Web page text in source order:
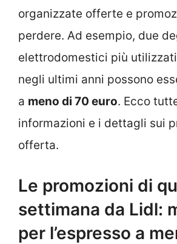
organizzate offerte e
perdere. Ad esempio, due
elettrodomestici più
negli ultimi anni possono
a meno di 70 euro. Ecco
informazioni e i dettagli sui
offerta.
Le promozioni di
settimana da Lidl:
per l’espresso a